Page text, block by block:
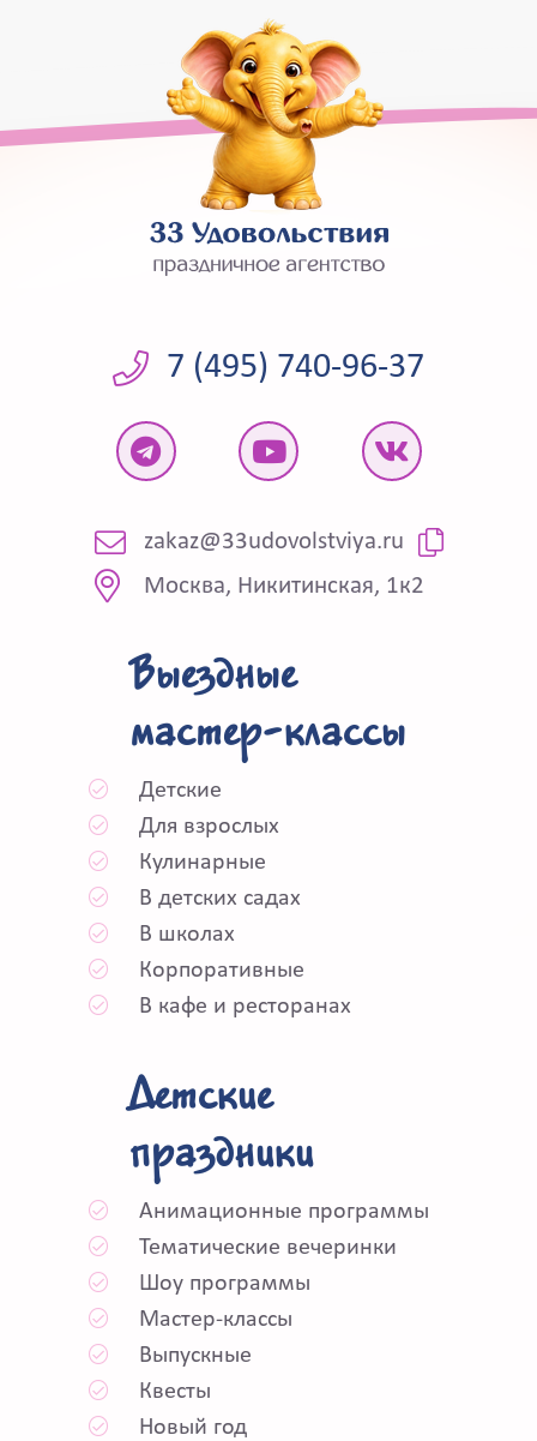
Детские
праздники
Анимационные программы
Тематические вечеринки
Шоу программы
Мастер-классы
Выпускные
Квесты
Новый год
7 (495) 740-96-37
zakaz@33udovolstviya.ru
Москва, Никитинская, 1к2
Выездные
мастер-классы
Детские
Для взрослых
Кулинарные
В детских садах
В школах
Корпоративные
В кафе и ресторанах